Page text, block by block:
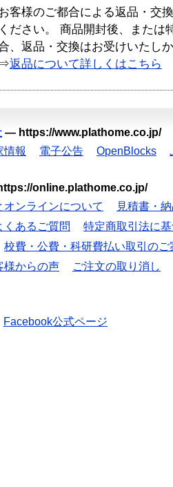
客様のご都合による返品・交
ください。 商品開封後、または
、返品・交換はお受けいたし
⇒返品について詳しくはこちら
— https://www.plathome.co.jp/
情報 電子公告 OpenBlocks
online.plathome.co.jp/
オンラインについて
見積書・
くあるご質問
特定商取引法に
校費・公費・科研費払い取引のご
様からの声 ご注文の取り消し
Facebook公式ページ